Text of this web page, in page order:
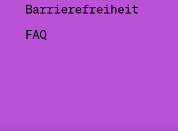
Barrierefreiheit
FAQ